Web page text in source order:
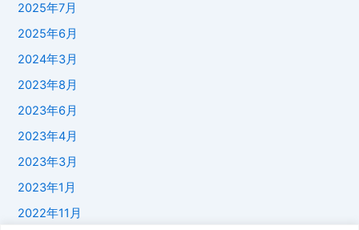
2025年7月
2025年6月
2024年3月
2023年8月
2023年6月
2023年4月
2023年3月
2023年1月
2022年11月